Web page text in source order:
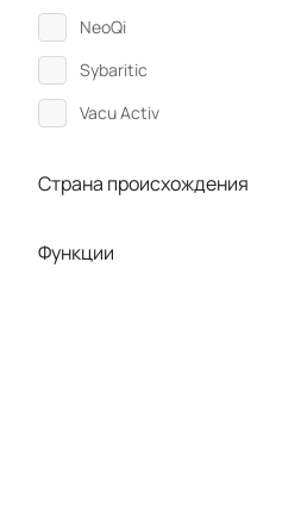
NeoQi
Sybaritic
Vacu Activ
Страна происхождения
Функции